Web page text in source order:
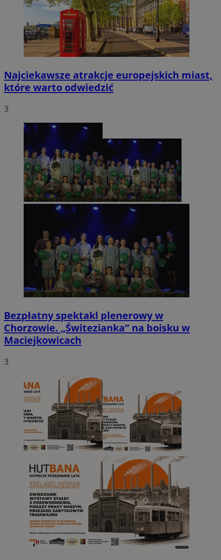
Najciekawsze atrakcje europejskich miast,
które warto odwiedzić
3
Bezpłatny spektakl plenerowy w
Chorzowie. „Świtezianka” na boisku w
Maciejkowicach
3